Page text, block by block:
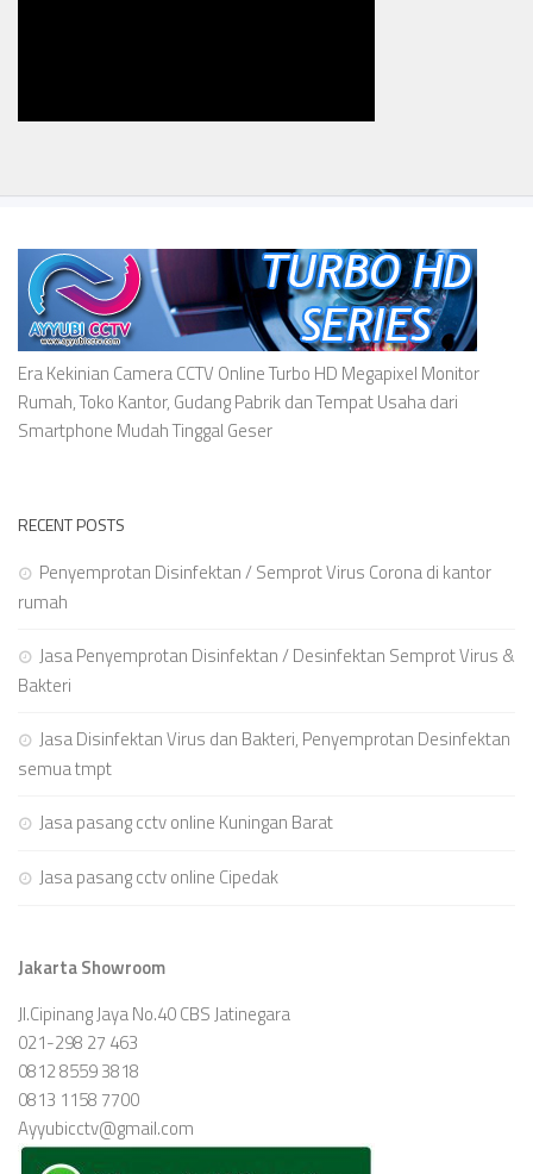
Era Kekinian Camera CCTV Online Turbo HD Megapixel Monitor
Rumah, Toko Kantor, Gudang Pabrik dan Tempat Usaha dari
Smartphone Mudah Tinggal Geser
RECENT POSTS
Penyemprotan Disinfektan / Semprot Virus Corona di kantor
rumah
Jasa Penyemprotan Disinfektan / Desinfektan Semprot Virus &
Bakteri
Jasa Disinfektan Virus dan Bakteri, Penyemprotan Desinfektan
semua tmpt
Jasa pasang cctv online Kuningan Barat
Jasa pasang cctv online Cipedak
Jakarta Showroom
Jl.Cipinang Jaya No.40 CBS Jatinegara
021-298 27 463
0812 8559 3818
0813 1158 7700
Ayyubicctv@gmail.com